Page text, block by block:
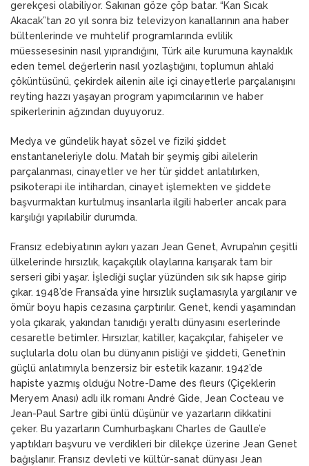
gerekçesi olabiliyor. Sakınan göze çöp batar. “Kan Sıcak
Akacak”tan 20 yıl sonra biz televizyon kanallarının ana haber
bültenlerinde ve muhtelif programlarında evlilik
müessesesinin nasıl yıprandığını, Türk aile kurumuna kaynaklık
eden temel değerlerin nasıl yozlaştığını, toplumun ahlaki
çöküntüsünü, çekirdek ailenin aile içi cinayetlerle parçalanışını
reyting hazzı yaşayan program yapımcılarının ve haber
spikerlerinin ağzından duyuyoruz.
Medya ve gündelik hayat sözel ve fiziki şiddet
enstantaneleriyle dolu. Matah bir şeymiş gibi ailelerin
parçalanması, cinayetler ve her tür şiddet anlatılırken,
psikoterapi ile intihardan, cinayet işlemekten ve şiddete
başvurmaktan kurtulmuş insanlarla ilgili haberler ancak para
karşılığı yapılabilir durumda.
Fransız edebiyatının aykırı yazarı Jean Genet, Avrupa’nın çeşitli
ülkelerinde hırsızlık, kaçakçılık olaylarına karışarak tam bir
serseri gibi yaşar. İşlediği suçlar yüzünden sık sık hapse girip
çıkar. 1948’de Fransa’da yine hırsızlık suçlamasıyla yargılanır ve
ömür boyu hapis cezasına çarptırılır. Genet, kendi yaşamından
yola çıkarak, yakından tanıdığı yeraltı dünyasını eserlerinde
cesaretle betimler. Hırsızlar, katiller, kaçakçılar, fahişeler ve
suçlularla dolu olan bu dünyanın pisliği ve şiddeti, Genet’nin
güçlü anlatımıyla benzersiz bir estetik kazanır. 1942’de
hapiste yazmış olduğu Notre-Dame des fleurs (Çiçeklerin
Meryem Anası) adlı ilk romanı André Gide, Jean Cocteau ve
Jean-Paul Sartre gibi ünlü düşünür ve yazarların dikkatini
çeker. Bu yazarların Cumhurbaşkanı Charles de Gaulle’e
yaptıkları başvuru ve verdikleri bir dilekçe üzerine Jean Genet
bağışlanır. Fransız devleti ve kültür-sanat dünyası Jean